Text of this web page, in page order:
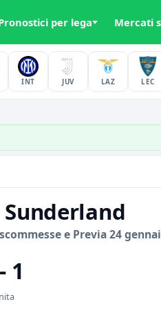
per lega Mercati
INT JUV LAZ LEC
e Previa 24
1